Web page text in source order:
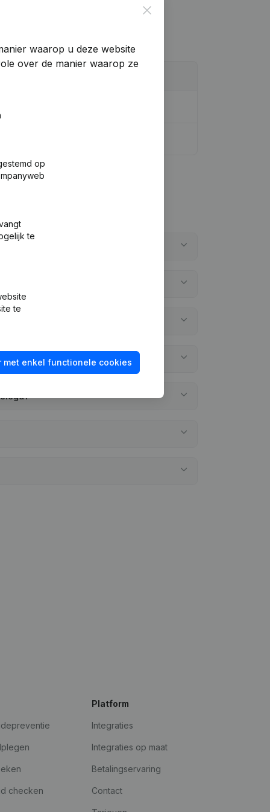
Close
waarop u deze website
over de manier waarop ze
op
te
te
met enkel functionele cookies
checken
Platform
Integraties
Integraties op maat
Betalingservaring
Contact